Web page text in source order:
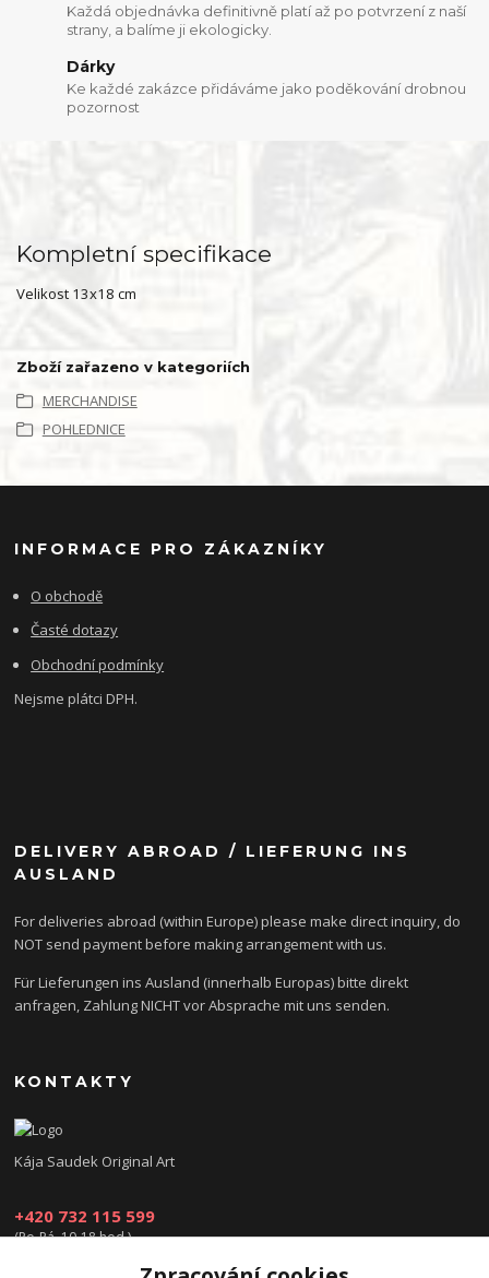
Každá objednávka definitivně platí až po potvrzení z naší
strany, a balíme ji ekologicky.
Dárky
Ke každé zakázce přidáváme jako poděkování drobnou
pozornost
Kompletní specifikace
Velikost 13x18 cm
Zboží zařazeno v kategoriích
MERCHANDISE
POHLEDNICE
INFORMACE PRO ZÁKAZNÍKY
O obchodě
Časté dotazy
Obchodní podmínky
Nejsme plátci DPH.
DELIVERY ABROAD / LIEFERUNG INS
AUSLAND
For deliveries abroad (within Europe) please make direct inquiry, do
NOT send payment before making arrangement with us.
Für Lieferungen ins Ausland (innerhalb Europas) bitte direkt
anfragen, Zahlung NICHT vor Absprache mit uns senden.
KONTAKTY
Kája Saudek Original Art
+420 732 115 599
(Po-Pá, 10-18 hod.)